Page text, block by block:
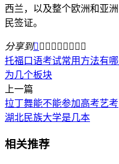
西兰，以及整个欧洲和亚
民签证。
分享到        
托福口语考试常用方法有
为几个板块
上一篇
拉丁舞能不能参加高考艺考
湖北民族大学是几本
相关推荐